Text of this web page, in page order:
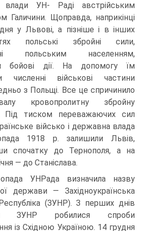
влади УН- Раді австрійським
Галичини. Щоправда, наприкінці
у Львові, а пізніше і в інших
польські збройні сили,
польським населенням,
бойові дії. На допомогу їм
численні військові частини
з Польщі. Все це спричинило
кровопролитну збройну
Під тиском переважаючих сил
військо і державна влада
1918 р. залишили Львів,
спочатку до Тернополя, а на
— до Станіслава.
УНРада визначила назву
держави — Західноукраїнська
(ЗУНР). З перших днів
ЗУНР робилися спроби
із Східною Україною. 14 грудня